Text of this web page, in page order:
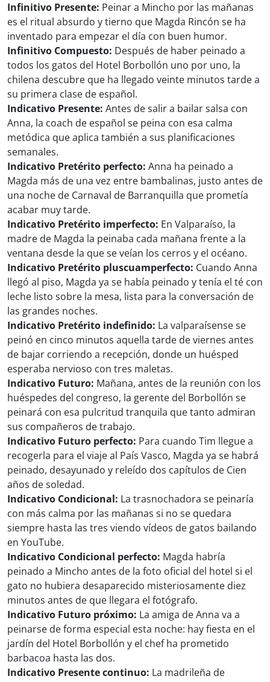
Infinitivo Presente: Peinar a Mincho por las mañanas
es el ritual absurdo y tierno que Magda Rincón se ha
inventado para empezar el día con buen humor.
Infinitivo Compuesto: Después de haber peinado a
todos los gatos del Hotel Borbollón uno por uno, la
chilena descubre que ha llegado veinte minutos tarde a
su primera clase de español.
Indicativo Presente: Antes de salir a bailar salsa con
Anna, la coach de español se peina con esa calma
metódica que aplica también a sus planificaciones
semanales.
Indicativo Pretérito perfecto: Anna ha peinado a
Magda más de una vez entre bambalinas, justo antes de
una noche de Carnaval de Barranquilla que prometía
acabar muy tarde.
Indicativo Pretérito imperfecto: En Valparaíso, la
madre de Magda la peinaba cada mañana frente a la
ventana desde la que se veían los cerros y el océano.
Indicativo Pretérito pluscuamperfecto: Cuando Anna
llegó al piso, Magda ya se había peinado y tenía el té con
leche listo sobre la mesa, lista para la conversación de
las grandes noches.
Indicativo Pretérito indefinido: La valparaísense se
peinó en cinco minutos aquella tarde de viernes antes
de bajar corriendo a recepción, donde un huésped
esperaba nervioso con tres maletas.
Indicativo Futuro: Mañana, antes de la reunión con los
huéspedes del congreso, la gerente del Borbollón se
peinará con esa pulcritud tranquila que tanto admiran
sus compañeros de trabajo.
Indicativo Futuro perfecto: Para cuando Tim llegue a
recogerla para el viaje al País Vasco, Magda ya se habrá
peinado, desayunado y releído dos capítulos de Cien
años de soledad.
Indicativo Condicional: La trasnochadora se peinaría
con más calma por las mañanas si no se quedara
siempre hasta las tres viendo vídeos de gatos bailando
en YouTube.
Indicativo Condicional perfecto: Magda habría
peinado a Mincho antes de la foto oficial del hotel si el
gato no hubiera desaparecido misteriosamente diez
minutos antes de que llegara el fotógrafo.
Indicativo Futuro próximo: La amiga de Anna va a
peinarse de forma especial esta noche: hay fiesta en el
jardín del Hotel Borbollón y el chef ha prometido
barbacoa hasta las dos.
Indicativo Presente continuo: La madrileña de